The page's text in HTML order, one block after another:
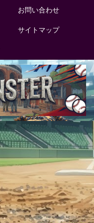
お問い合わせ
サイトマップ